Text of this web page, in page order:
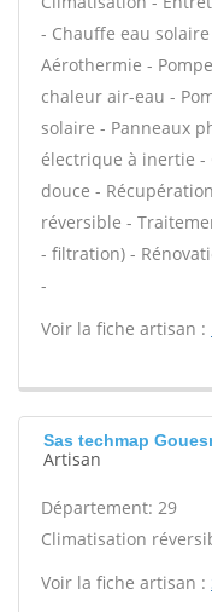
- Chauffe eau
Aérothermie -
chaleur air-eau -
solaire - Panneaux
électrique à inertie -
douce -
réversible -
- filtration) -
-
Voir la fiche artisan :
Sas techmap
Artisan
Département: 29
Climatisation
Voir la fiche artisan :